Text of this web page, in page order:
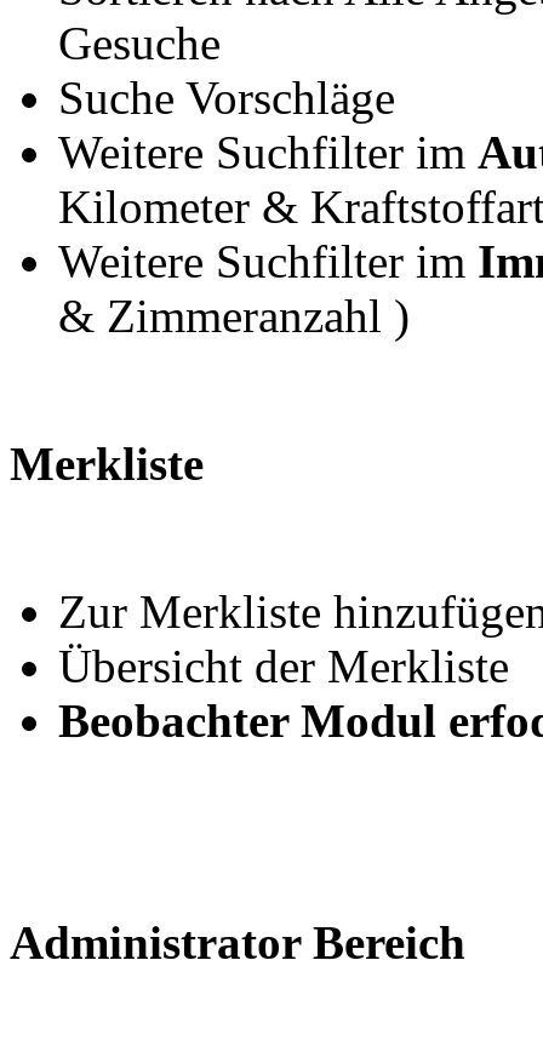
Gesuche
Suche Vorschläge
Weitere Suchfilter im
Kilometer &
Weitere Suchfilter im
& Zimmeranzahl )
Merkliste
Zur Merkliste
Übersicht der Merkliste
Beobachter Modul
Administrator Bereich